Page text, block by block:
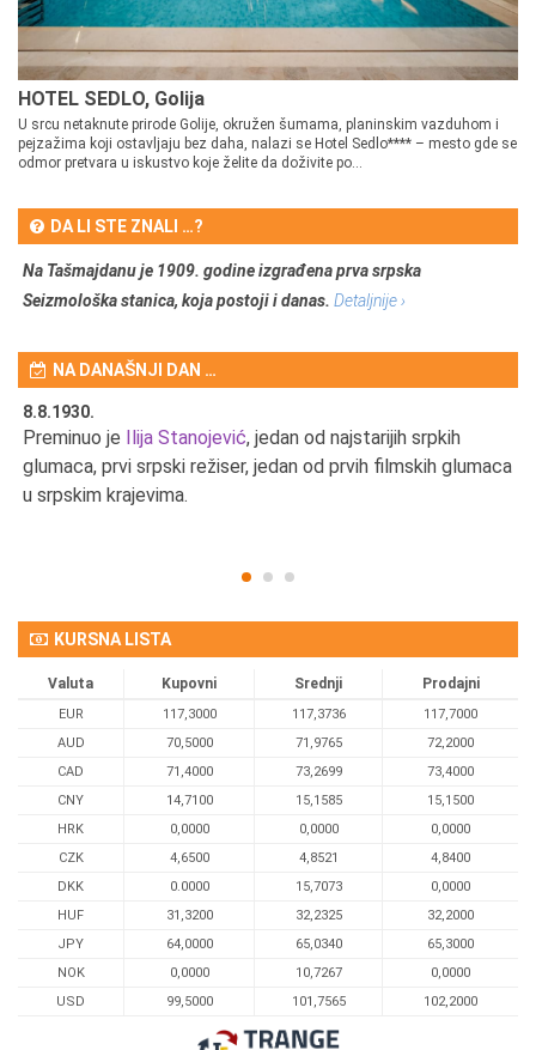
HOTEL SEDLO, Golija
U srcu netaknute prirode Golije, okružen šumama, planinskim vazduhom i
pejzažima koji ostavljaju bez daha, nalazi se Hotel Sedlo**** – mesto gde se
odmor pretvara u iskustvo koje želite da doživite po...
DA LI STE ZNALI …?
Na Tašmajdanu je 1909. godine izgrađena prva srpska
Seizmološka stanica, koja postoji i danas. Detaljnije ›
NA DANAŠNJI DAN …
8.8.1930.
Preminuo je Ilija Stanojević, jedan od najstarijih srpkih
glumaca, prvi srpski režiser, jedan od prvih filmskih glumaca
u srpskim krajevima.
KURSNA LISTA
Valuta Kupovni Srednji Prodajni
EUR 117,3000 117,3736
117,7000
AUD
70,5000 71,9765
72,2000
CAD
71,4000 73,2699
73,4000
CNY
14,7100 15,1585
15,1500
HRK
0,0000 0,0000
0,0000
CZK
4,6500 4,8521
4,8400
DKK
0.0000 15,7073
0,0000
HUF
31,3200 32,2325
32,2000
JPY
64,0000 65,0340
65,3000
NOK
0,0000 10,7267
0,0000
USD
99,5000 101,7565 102,2000